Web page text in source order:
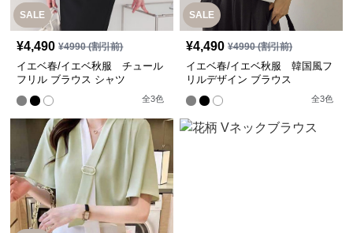
SALE
¥4,490 ¥4990(割引前)
イエベ春/イエベ秋服 チュール
フリル ブラウス シャツ
全3色
SALE
¥4,490 ¥4990(割引前)
イエベ春/イエベ秋服 韓国風フ
リルデザイン ブラウス
全3色